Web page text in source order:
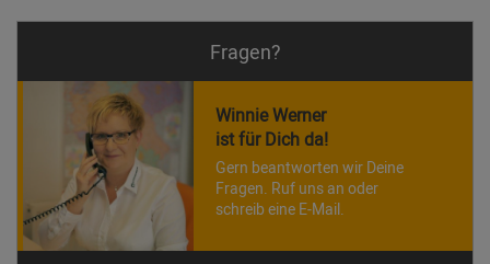
Fragen?
Winnie Werner
ist für Dich da!
Gern beantworten wir Deine
Fragen. Ruf uns an oder
schreib eine E-Mail.